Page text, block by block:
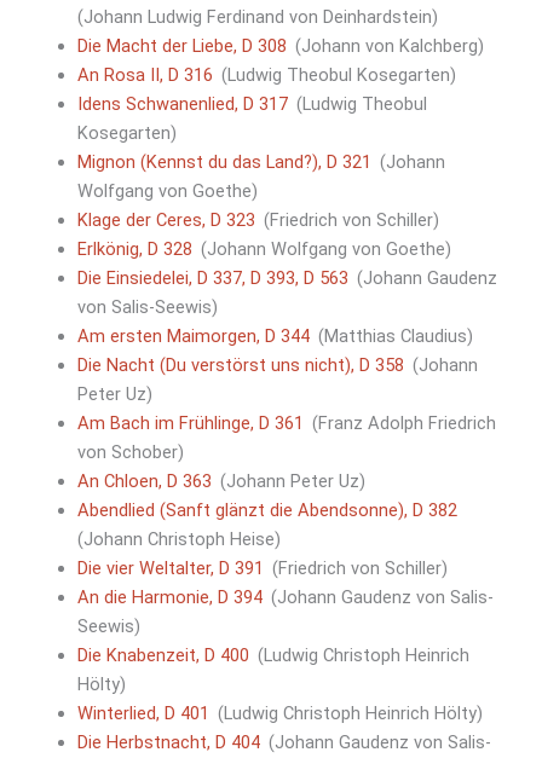
(Johann Ludwig Ferdinand von Deinhardstein)
Die Macht der Liebe, D 308 (Johann von Kalchberg)
An Rosa II, D 316 (Ludwig Theobul Kosegarten)
Idens Schwanenlied, D 317(Ludwig Theobul
Kosegarten)
Mignon (Kennst du das Land?), D 321 (Johann
Wolfgang von Goethe)
Klage der Ceres, D 323 (Friedrich von Schiller)
Erlkönig, D 328 (Johann Wolfgang von Goethe)
Die Einsiedelei, D 337, D 393, D 563 (Johann Gaudenz
von Salis-Seewis)
Am ersten Maimorgen, D 344(Matthias Claudius)
Die Nacht (Du verstörst uns nicht), D 358 (Johann
Peter Uz)
Am Bach im Frühlinge, D 361 (Franz Adolph Friedrich
von Schober)
An Chloen, D 363 (Johann Peter Uz)
Abendlied (Sanft glänzt die Abendsonne), D 382
(Johann Christoph Heise)
Die vier Weltalter, D 391 (Friedrich von Schiller)
An die Harmonie, D 394(Johann Gaudenz von Salis-
Seewis)
Die Knabenzeit, D 400 (Ludwig Christoph Heinrich
Hölty)
Winterlied, D 401 (Ludwig Christoph Heinrich Hölty)
Die Herbstnacht, D 404(Johann Gaudenz von Salis-